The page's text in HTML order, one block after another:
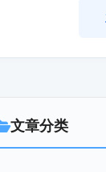
文章分类